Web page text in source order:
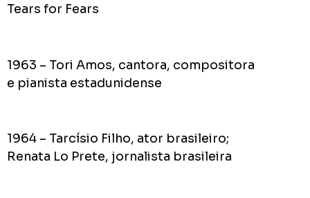
Tears for Fears
1963 – Tori Amos, cantora, compositora
e pianista estadunidense
1964 – Tarcísio Filho, ator brasileiro;
Renata Lo Prete, jornalista brasileira